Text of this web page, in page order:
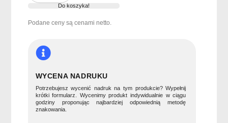
wciskanyDo koszyka!
Podane ceny są cenami netto.
WYCENA NADRUKU
Potrzebujesz wycenić nadruk na tym produkcie? Wypełnij
krótki formularz. Wycenimy produkt indywidualnie w ciągu
godziny proponując najbardziej odpowiednią metodę
znakowania.